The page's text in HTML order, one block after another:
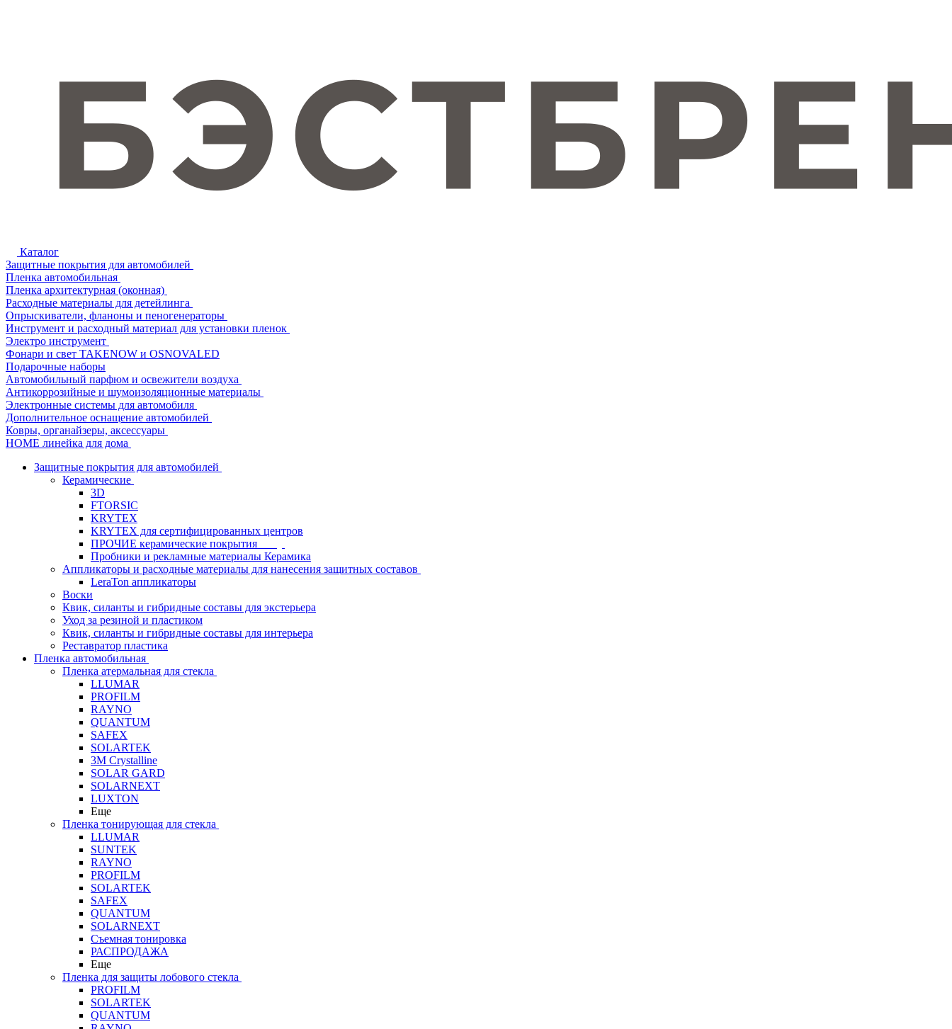
Каталог
Защитные покрытия для автомобилей
Пленка автомобильная
Пленка архитектурная (оконная)
Расходные материалы для детейлинга
Опрыскиватели, фланоны и пеногенераторы
Инструмент и расходный материал для установки пленок
Электро инструмент
Фонари и свет TAKENOW и OSNOVALED
Подарочные наборы
Автомобильный парфюм и освежители воздуха
Антикоррозийные и шумоизоляционные материалы
Электронные системы для автомобиля
Дополнительное оснащение автомобилей
Ковры, органайзеры, аксессуары
HOME линейка для дома
Защитные покрытия для автомобилей
Керамические
3D
FTORSIC
KRYTEX
KRYTEX для сертифицированных центров
ПРОЧИЕ керамические покрытия
Пробники и рекламные материалы Керамика
Аппликаторы и расходные материалы для нанесения защитных составов
LeraTon аппликаторы
Воски
Квик, силанты и гибридные составы для экстерьера
Уход за резиной и пластиком
Квик, силанты и гибридные составы для интерьера
Реставратор пластика
Пленка автомобильная
Пленка атермальная для стекла
LLUMAR
PROFILM
RAYNO
QUANTUM
SAFEX
SOLARTEK
3M Crystalline
SOLAR GARD
SOLARNEXT
LUXTON
Еще
Пленка тонирующая для стекла
LLUMAR
SUNTEK
RAYNO
PROFILM
SOLARTEK
SAFEX
QUANTUM
SOLARNEXT
Съемная тонировка
РАСПРОДАЖА
Еще
Пленка для защиты лобового стекла
PROFILM
SOLARTEK
QUANTUM